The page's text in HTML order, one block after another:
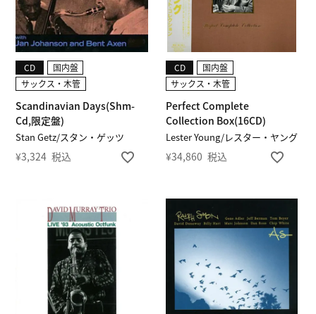
Stan Getz/スタン・ゲッツ
Scandinavian Days(Shm-
Cd,限定盤)
CD
国内盤
サックス・木管
¥3,324 税込
Lester Young/レスター・ヤング
Perfect Complete
Collection Box(16CD)
CD
国内盤
サックス・木管
¥34,860 税込